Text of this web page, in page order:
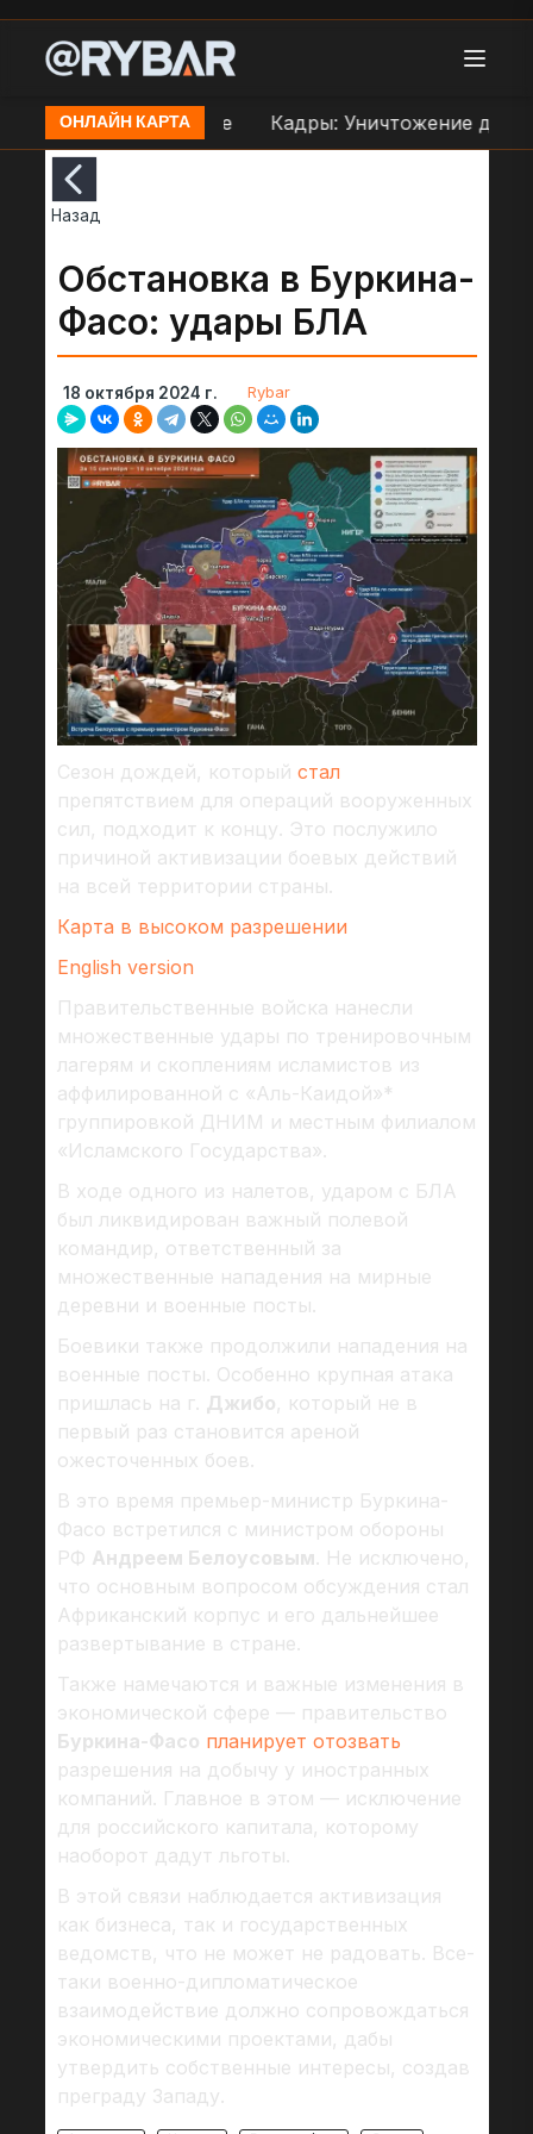
ОНЛАЙН КАРТА
ВСУ в Орехове Кадры: Уничтожение
Назад
Обстановка в Буркина-
Фасо: удары БЛА
18 октября 2024 г. Rybar
Сезон дождей, который стал
препятствием для операций вооруженных
сил, подходит к концу. Это послужило
причиной активизации боевых действий
на всей территории страны.
Карта в высоком разрешении
English version
Правительственные войска нанесли
множественные удары по тренировочным
лагерям и скоплениям исламистов из
аффилированной с «Аль-Каидой»*
группировкой ДНИМ и местным филиалом
«Исламского Государства».
В ходе одного из налетов, ударом с БЛА
был ликвидирован важный полевой
командир, ответственный за
множественные нападения на мирные
деревни и военные посты.
Боевики также продолжили нападения на
военные посты. Особенно крупная атака
пришлась на г. Джибо, который не в
первый раз становится ареной
ожесточенных боев.
В это время премьер-министр Буркина-
Фасо встретился с министром обороны
РФ Андреем Белоусовым. Не исключено,
что основным вопросом обсуждения стал
Африканский корпус и его дальнейшее
развертывание в стране.
Также намечаются и важные изменения в
экономической сфере — правительство
Буркина-Фасо планирует отозвать
разрешения на добычу у иностранных
компаний. Главное в этом — исключение
для российского капитала, которому
наоборот дадут льготы.
В этой связи наблюдается активизация
как бизнеса, так и государственных
ведомств, что не может не радовать. Все-
таки военно-дипломатическое
взаимодействие должно сопровождаться
экономическими проектами, дабы
утвердить собственные интересы, создав
преграду Западу.